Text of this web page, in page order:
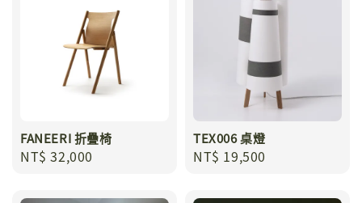
FANEERI 折疊椅
Regular
NT$ 32,000
TEX006 桌燈
Regular
NT$ 19,500